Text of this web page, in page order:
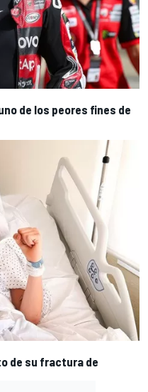
de los peores fines de
de su fractura de